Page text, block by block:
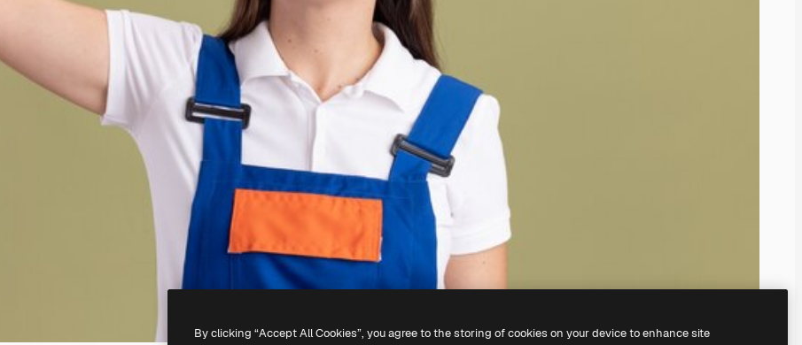
By clicking “Accept All Cookies”, you agree to the storing of cookies on your device to enhance site